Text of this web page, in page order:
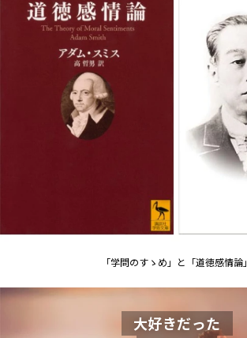
「学問のすゝめ」と「道徳感情論」
大好きだった